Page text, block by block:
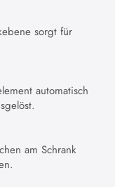
sorgt für
automatisch
am Schrank